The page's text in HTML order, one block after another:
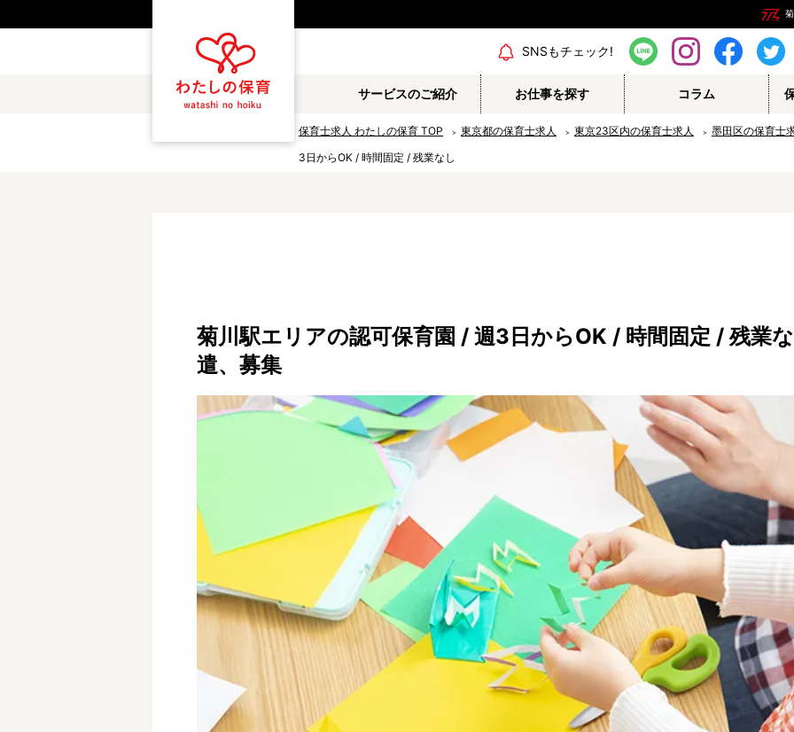
SNSもチェック!
サービスのご紹介 お仕事を探す コラム
保育士求人 わたしの保育 TOP 東京都の保育士求人 東京23区内の保育士求人
墨田区の保育士
3日からOK / 時間固定 / 残業なし
菊川駅エリアの認可保育園 / 週3日からOK / 時間固定 / 残業
遣、募集
エリア情報
私立認可保育園 認定こども園
幼稚園
認可外保育園
児童館 子育て支援センター
児童発達支
テンダーの運営施設 その他施設
土日祝休み 残業3時間以内
駅徒歩5分以
15時までのお仕事 13時以降スタート
16時以降ス
週3日以内 土日祝のお仕事
夜勤のお仕事
書類対応なし 社会保険完備
住宅手当・
初心者歓迎 男性保育士
当社スタッ
マイカー通勤OK 小規模保育園
社会福祉法人
単発保育士として働く！